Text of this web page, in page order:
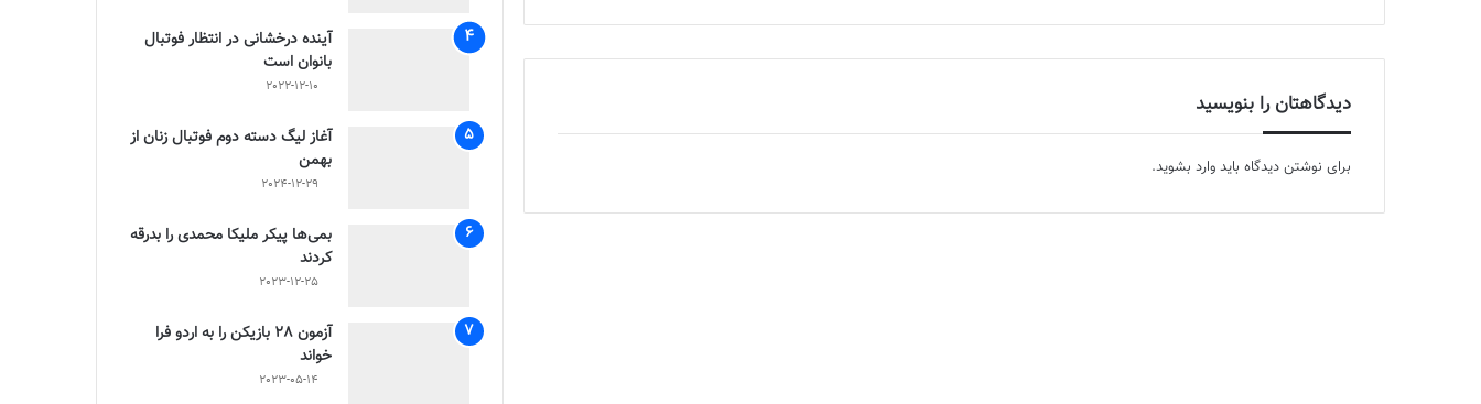
دیدگاهتان را بنویسید
برای نوشتن دیدگاه باید وارد بشوید.
آینده درخشانی در انتظار فوتبال
بانوان است
2022-12-10
آغاز لیگ دسته دوم فوتبال زنان از
بهمن
2024-12-29
بمی‌ها پیکر ملیکا محمدی را بدرقه
کردند
2023-12-25
آزمون 28 بازیکن را به اردو فرا
خواند
2023-05-14